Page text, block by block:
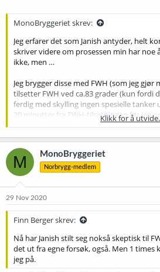
MonoBryggeriet skrev:
Jeg erfarer det som Janish antyder, helt
skriver videre om prosessen min har noe
ikke, men …
Jeg brygger disse med FWH (som jeg gjør
tilsetter FWH ved ca.83 grader (kun fordi
ferdig med skylling ingen spesielle
20 minutter fra FWH-tilsetningen før jeg
brygget med så mye forskjellig
opplever at effekten er størst med
mindre med Perle og Saaz (men absolutt
er det humlesmak "i bøtter og spann" hos
toner. Etterhvert begynner imidlertid også
kan si noe om nøyaktig når dette skjer.
er min opplevelse at også mye av denne
(redusert) eller hvorfor den nå avtar.
Som sagt innledningsvis aner jeg ikke om
den Hellesen jeg brygget nå på fredag,
time kanskje den dominerende
dette med bare drøyt 1 gram Tettnang
Klikk for å
M MonoBryggeriet
Norbrygg-medlem
29 Nov 2020
Finn Berger skrev:
Nå har Janish stilt seg nokså skeptisk til
det ut fra egne forsøk, også. Men 1
jeg på.